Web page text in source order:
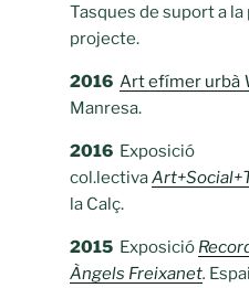
Tasques de suport a
projecte.
2016 Art efímer urbà
Manresa.
2016Exposició
col.lectiva
la Calç.
2015Exposició
Àngels Freixanet.